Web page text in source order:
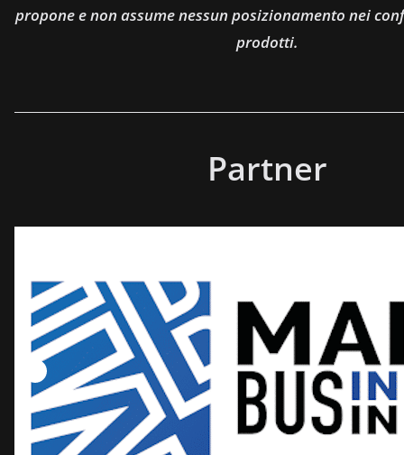
propone e non assume nessun posizionamento nei
prodotti.
Partner